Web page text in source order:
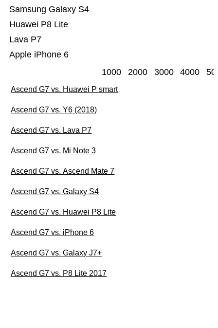
Apple iPhone 6
Lava P7
Huawei P8 Lite
Samsung Galaxy S4
1000 2000 3000 4000
Ascend G7 vs. Huawei P smart
Ascend G7 vs. Y6 (2018)
Ascend G7 vs. Lava P7
Ascend G7 vs. Mi Note 3
Ascend G7 vs. Ascend Mate 7
Ascend G7 vs. Galaxy S4
Ascend G7 vs. Huawei P8 Lite
Ascend G7 vs. iPhone 6
Ascend G7 vs. Galaxy J7+
Ascend G7 vs. P8 Lite 2017